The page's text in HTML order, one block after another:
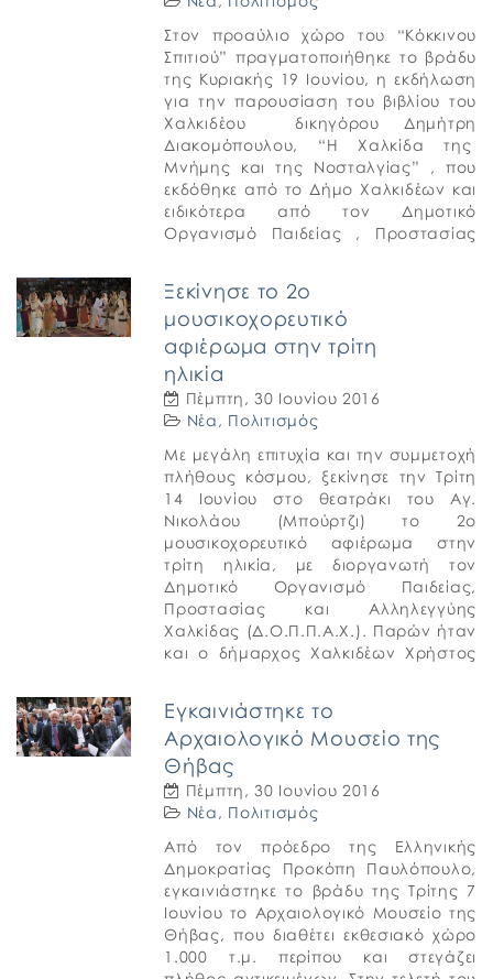
Στον προαύλιο χώρο του “Κόκκινου
Σπιτιού” πραγματοποιήθηκε το βράδυ
της Κυριακής 19 Ιουνίου, η εκδήλωση
για την παρουσίαση του βιβλίου του
Χαλκιδέου δικηγόρου Δημήτρη
Διακομόπουλου, “Η Χαλκίδα της
Μνήμης και της Νοσταλγίας” , που
εκδόθηκε από το Δήμο Χαλκιδέων και
ειδικότερα από τον Δημοτικό
Οργανισμό Παιδείας , Προστασίας
Ξεκίνησε το 2ο
μουσικοχορευτικό
αφιέρωμα στην τρίτη
ηλικία
Πέμπτη, 30 Ιουνίου 2016
Νέα , Πολιτισμός
Με μεγάλη επιτυχία και την συμμετοχή
πλήθους κόσμου, ξεκίνησε την Τρίτη
14 Ιουνίου στο θεατράκι του Αγ.
Νικολάου (Μπούρτζι) το 2ο
μουσικοχορευτικό αφιέρωμα στην
τρίτη ηλικία, με διοργανωτή τον
Δημοτικό Οργανισμό Παιδείας,
Προστασίας και Αλληλεγγύης
Χαλκίδας (Δ.Ο.Π.Π.Α.Χ.). Παρών ήταν
και ο δήμαρχος Χαλκιδέων Χρήστος
προσπάθειες που […]
Εγκαινιάστηκε το
Αρχαιολογικό Μουσείο της
Θήβας
Πέμπτη, 30 Ιουνίου 2016
Νέα , Πολιτισμός
Από τον πρόεδρο της Ελληνικής
Δημοκρατίας Προκόπη Παυλόπουλο,
εγκαινιάστηκε το βράδυ της Τρίτης 7
Ιουνίου το Αρχαιολογικό Μουσείο της
Θήβας, που διαθέτει εκθεσιακό χώρο
1.000 τ.μ. περίπου και στεγάζει